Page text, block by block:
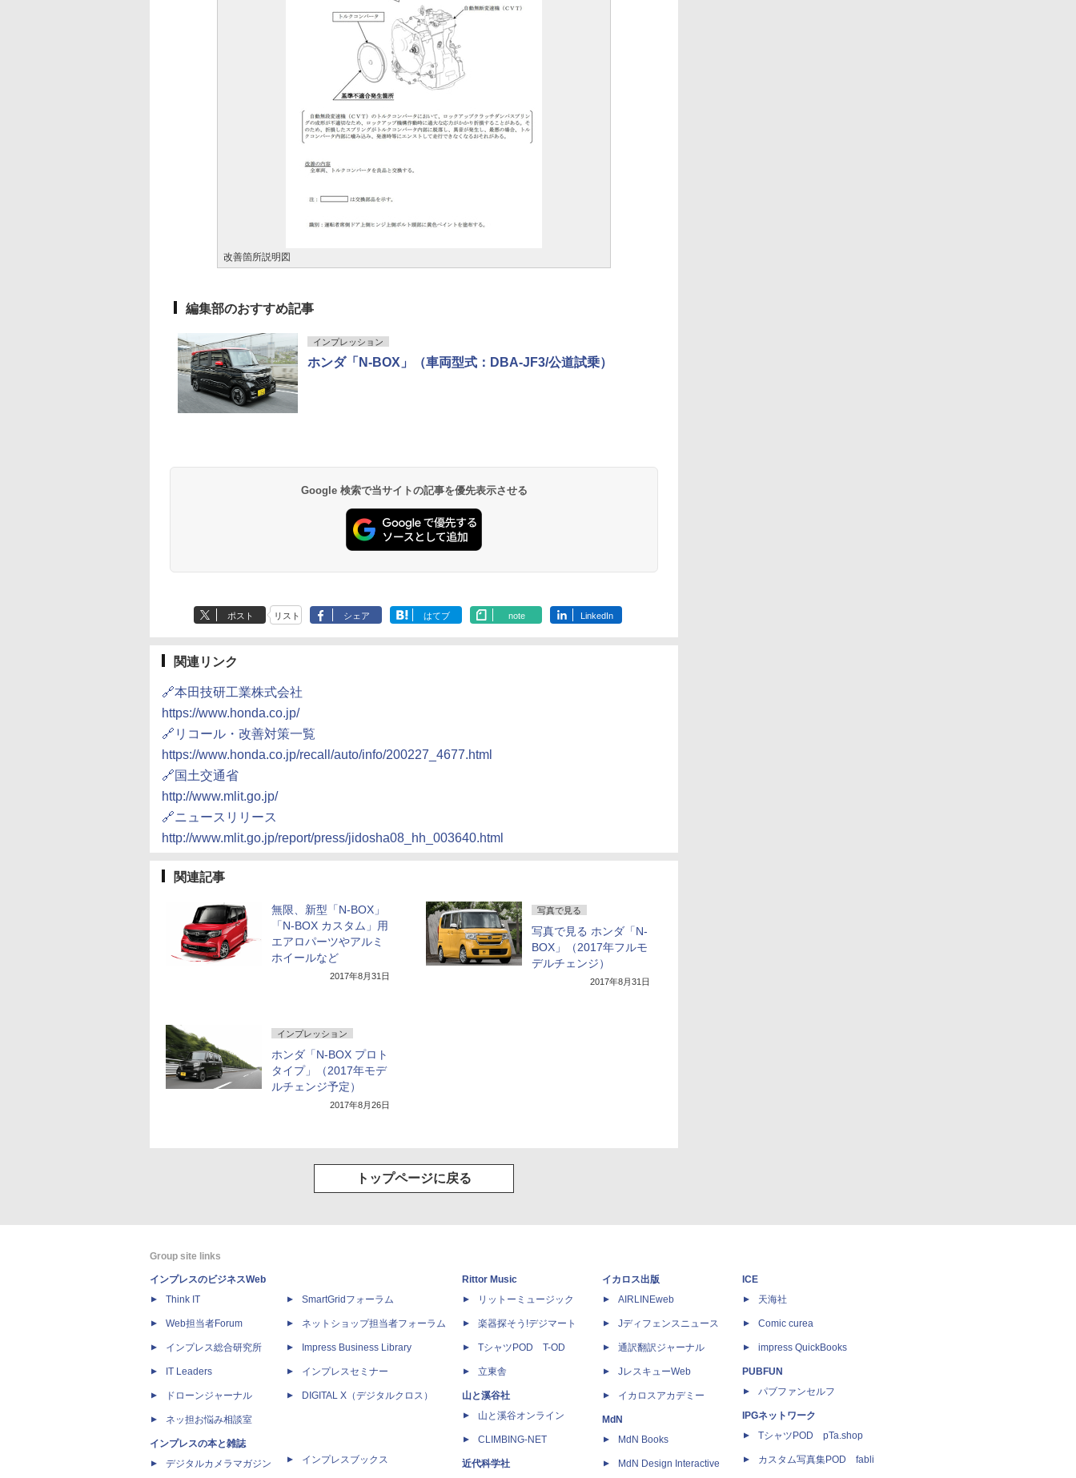
改善箇所説明図
編集部のおすすめ記事
インプレッション
ホンダ「N-BOX」（車両型式：DBA-JF3/公道試乗）
Google 検索で当サイトの記事を優先表示させる
ポスト リスト シェア はてブ note LinkedIn
関連リンク
🔗本田技研工業株式会社
https://www.honda.co.jp/
🔗リコール・改善対策一覧
https://www.honda.co.jp/recall/auto/info/200227_4677.html
🔗国土交通省
http://www.mlit.go.jp/
🔗ニュースリリース
http://www.mlit.go.jp/report/press/jidosha08_hh_003640.html
関連記事
無限、新型「N-BOX」
「N-BOX カスタム」用
エアロパーツやアルミ
ホイールなど
2017年8月31日
写真で見る
写真で見る ホンダ「N-
BOX」（2017年フルモ
デルチェンジ）
2017年8月31日
インプレッション
ホンダ「N-BOX プロト
タイプ」（2017年モデ
ルチェンジ予定）
2017年8月26日
トップページに戻る
Group site links
インプレスのビジネスWeb
Think IT
Web担当者Forum
インプレス総合研究所
IT Leaders
ドローンジャーナル
ネッ担お悩み相談室
インプレスの本と雑誌
デジタルカメラマガジン
SmartGridフォーラム
ネットショップ担当者フォーラム
Impress Business Library
インプレスセミナー
DIGITAL X（デジタルクロス）
インプレスブックス
Rittor Music
リットーミュージック
楽器探そう!デジマート
TシャツPOD T-OD
立東舎
山と溪谷社
山と溪谷オンライン
CLIMBING-NET
近代科学社
イカロス出版
AIRLINEweb
Jディフェンスニュース
通訳翻訳ジャーナル
JレスキューWeb
イカロスアカデミー
MdN
MdN Books
MdN Design Interactive
ICE
天海社
Comic curea
impress QuickBooks
PUBFUN
パブファンセルフ
IPGネットワーク
TシャツPOD pTa.shop
カスタム写真集POD fabli